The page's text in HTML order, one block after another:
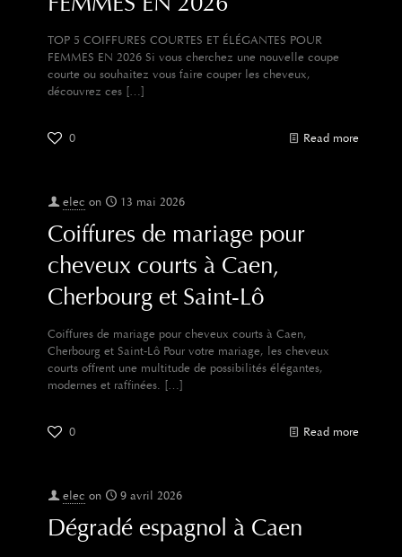
TOP 5 COIFFURES COURTES ET ÉLÉGANTES POUR
FEMMES EN 2026 Si vous cherchez une nouvelle coupe
courte ou souhaitez vous faire couper les cheveux,
découvrez ces […]
0 Read more
elec on 13 mai 2026
Coiffures de mariage pour
cheveux courts à Caen,
Cherbourg et Saint-Lô
Coiffures de mariage pour cheveux courts à Caen,
Cherbourg et Saint-Lô Pour votre mariage, les cheveux
courts offrent une multitude de possibilités élégantes,
modernes et raffinées. […]
0 Read more
elec on 9 avril 2026
Dégradé espagnol à Caen